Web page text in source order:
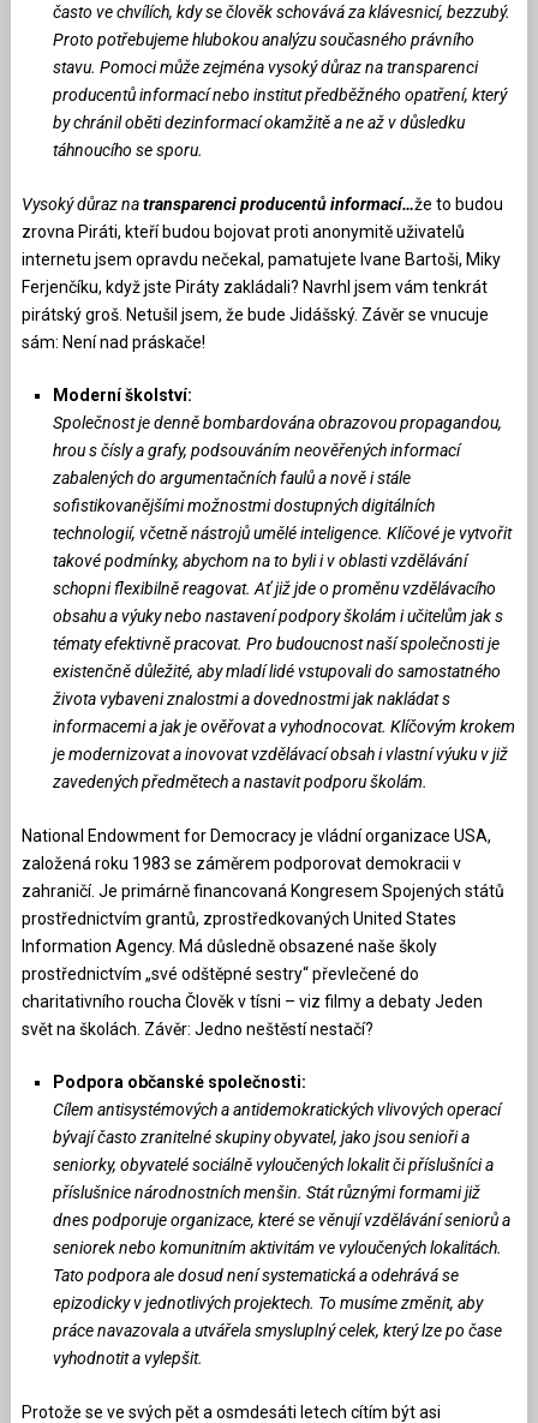
často ve chvílích, kdy se člověk schovává za klávesnicí, bezzubý.
Proto potřebujeme hlubokou analýzu současného právního
stavu. Pomoci může zejména vysoký důraz na transparenci
producentů informací nebo institut předběžného opatření, který
by chránil oběti dezinformací okamžitě a ne až v důsledku
táhnoucího se sporu.
Vysoký důraz natransparenci producentů informací…že to budou
zrovna Piráti, kteří budou bojovat proti anonymitě uživatelů
internetu jsem opravdu nečekal, pamatujete Ivane Bartoši, Miky
Ferjenčíku, když jste Piráty zakládali? Navrhl jsem vám tenkrát
pirátský groš. Netušil jsem, že bude Jidášský. Závěr se vnucuje
sám: Není nad práskače!
Moderní školství:
Společnost je denně bombardována obrazovou propagandou,
hrou s čísly a grafy, podsouváním neověřených informací
zabalených do argumentačních faulů a nově i stále
sofistikovanějšími možnostmi dostupných digitálních
technologií, včetně nástrojů umělé inteligence. Klíčové je vytvořit
takové podmínky, abychom na to byli i v oblasti vzdělávání
schopni flexibilně reagovat. Ať již jde o proměnu vzdělávacího
obsahu a výuky nebo nastavení podpory školám i učitelům jak s
tématy efektivně pracovat. Pro budoucnost naší společnosti je
existenčně důležité, aby mladí lidé vstupovali do samostatného
života vybaveni znalostmi a dovednostmi jak nakládat s
informacemi a jak je ověřovat a vyhodnocovat. Klíčovým krokem
je modernizovat a inovovat vzdělávací obsah i vlastní výuku v již
zavedených předmětech a nastavit podporu školám.
National Endowment for Democracy je vládní organizace USA,
založená roku 1983 se záměrem podporovat demokracii v
zahraničí. Je primárně financovaná Kongresem Spojených států
prostřednictvím grantů, zprostředkovaných United States
Information Agency. Má důsledně obsazené naše školy
prostřednictvím „své odštěpné sestry“ převlečené do
charitativního roucha Člověk v tísni – viz filmy a debaty Jeden
svět na školách. Závěr: Jedno neštěstí nestačí?
Podpora občanské společnosti:
Cílem antisystémových a antidemokratických vlivových operací
bývají často zranitelné skupiny obyvatel, jako jsou senioři a
seniorky, obyvatelé sociálně vyloučených lokalit či příslušníci a
příslušnice národnostních menšin. Stát různými formami již
dnes podporuje organizace, které se věnují vzdělávání seniorů a
seniorek nebo komunitním aktivitám ve vyloučených lokalitách.
Tato podpora ale dosud není systematická a odehrává se
epizodicky v jednotlivých projektech. To musíme změnit, aby
práce navazovala a utvářela smysluplný celek, který lze po čase
vyhodnotit a vylepšit.
Protože se ve svých pět a osmdesáti letech cítím být asi